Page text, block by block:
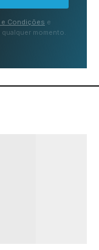
e Condições e
momento.